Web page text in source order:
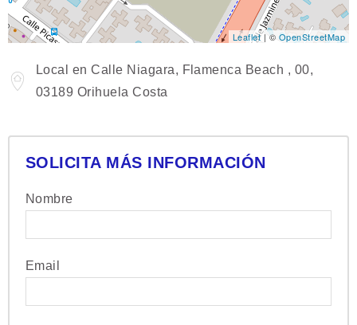
Leaflet| © OpenStreetMap
Local en Calle Niagara, Flamenca Beach , 00,
03189 Orihuela Costa
SOLICITA MÁS INFORMACIÓN
Nombre
Email